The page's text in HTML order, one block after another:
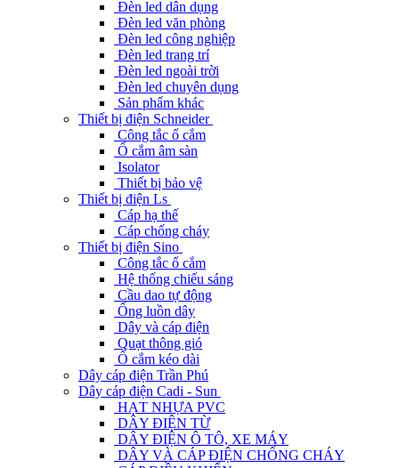
Đèn led dân dụng
Đèn led văn phòng
Đèn led công nghiệp
Đèn led trang trí
Đèn led ngoài trời
Đèn led chuyên dụng
Sản phẩm khác
Thiết bị điện Schneider
Công tắc ổ cắm
Ổ cắm âm sàn
Isolator
Thiết bị bảo vệ
Thiết bị điện Ls
Cáp hạ thế
Cáp chống cháy
Thiết bị điện Sino
Công tắc ổ cắm
Hệ thống chiếu sáng
Cầu dao tự động
Ống luồn dây
Dây và cáp điện
Quạt thông gió
Ổ cắm kéo dài
Dây cáp điện Trần Phú
Dây cáp điện Cadi - Sun
HẠT NHỰA PVC
DÂY ĐIỆN TỪ
DÂY ĐIỆN Ô TÔ, XE MÁY
DÂY VÀ CÁP ĐIỆN CHỐNG CHÁY